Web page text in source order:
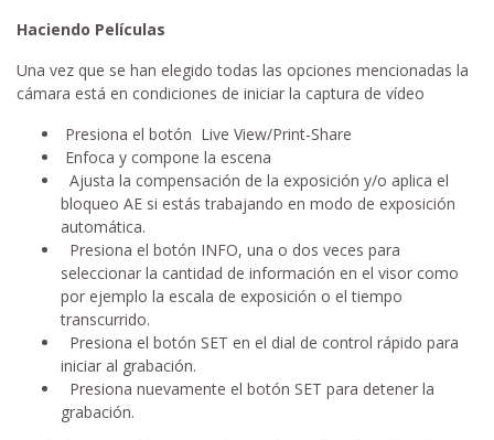
Haciendo Películas
Una vez que se han elegido todas las opciones mencionadas la
cámara está en condiciones de iniciar la captura de vídeo
Presiona el botón Live View/Print-Share
Enfoca y compone la escena
Ajusta la compensación de la exposición y/o aplica el
bloqueo AE si estás trabajando en modo de exposición
automática.
Presiona el botón INFO, una o dos veces para
seleccionar la cantidad de información en el visor como
por ejemplo la escala de exposición o el tiempo
transcurrido.
Presiona el botón SET en el dial de control rápido para
iniciar al grabación.
Presiona nuevamente el botón SET para detener la
grabación.